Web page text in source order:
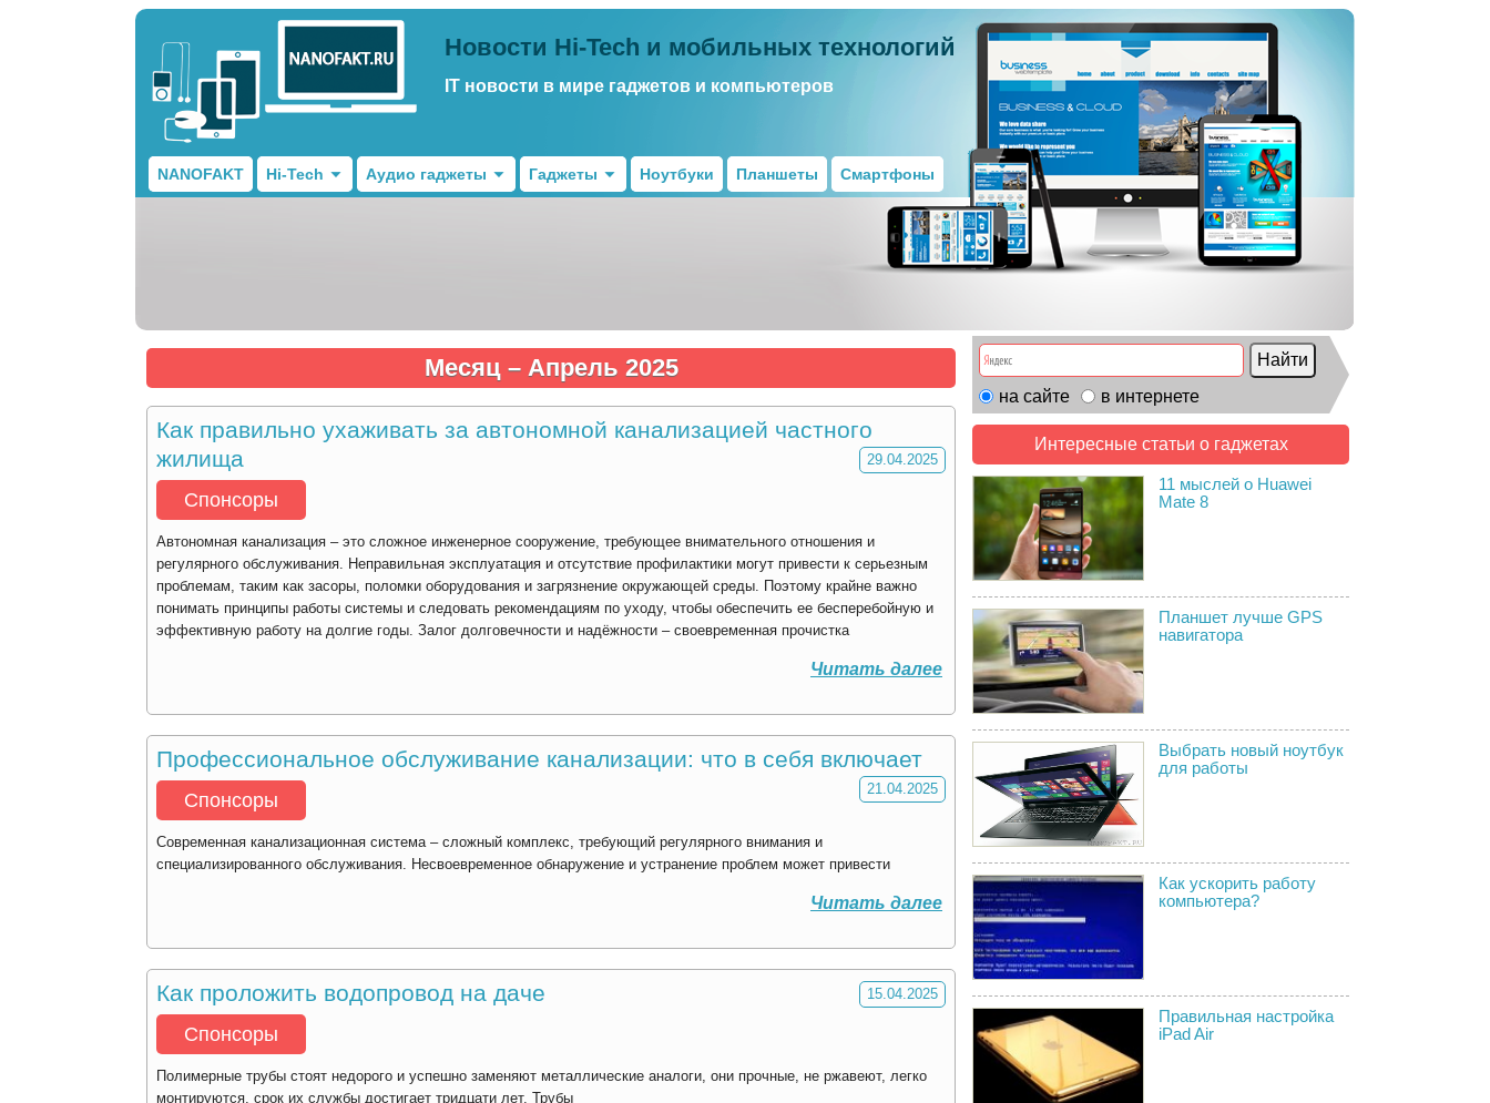
Новости Hi-Tech и мобильных технологий
IT новости в мире гаджетов и компьютеров
NANOFAKT Hi-Tech Аудио гаджеты Гаджеты Ноутбуки Планшеты Смартфоны
Месяц – Апрель 2025
Как правильно ухаживать за автономной канализацией частного
жилища
29.04.2025
Спонсоры
Автономная канализация – это сложное инженерное сооружение, требующее внимательного отношения и
регулярного обслуживания. Неправильная эксплуатация и отсутствие профилактики могут привести к серьезным
проблемам, таким как засоры, поломки оборудования и загрязнение окружающей среды. Поэтому крайне важно
понимать принципы работы системы и следовать рекомендациям по уходу, чтобы обеспечить ее бесперебойную и
эффективную работу на долгие годы. Залог долговечности и надёжности – своевременная прочистка
Читать далее
Профессиональное обслуживание канализации: что в себя включает
21.04.2025
Спонсоры
Современная канализационная система – сложный комплекс, требующий регулярного внимания и
специализированного обслуживания. Несвоевременное обнаружение и устранение проблем может привести
Читать далее
Как проложить водопровод на даче 15.04.2025
Спонсоры
Полимерные трубы стоят недорого и успешно заменяют металлические аналоги, они прочные, не ржавеют, легко
монтируются, срок их службы достигает тридцати лет. Трубы
на сайте в интернете
Интересные статьи о гаджетах
11 мыслей о Huawei
Mate 8
Планшет лучше GPS
навигатора
Выбрать новый ноутбук
для работы
Как ускорить работу
компьютера?
Правильная настройка
iPad Air